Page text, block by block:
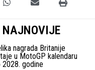
NAJNOVIJE
nagrada Britanije
u MotoGP kalendaru
2028. godine